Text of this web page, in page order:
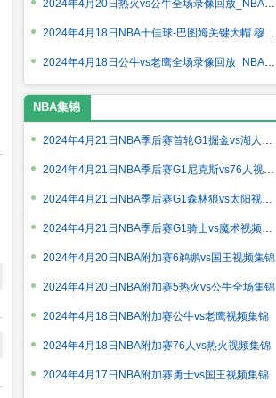
2024年4月20日热火vs公牛全场录像回放_NBA附加赛5
2024年4月18日NBA十佳球-巴图姆关键大帽 穆雷隔扣武切维奇
2024年4月18日公牛vs老鹰全场录像回放_NBA附加赛
NBA集锦
2024年4月21日NBA季后赛首轮G1掘金vs湖人视频集锦
2024年4月21日NBA季后赛G1尼克斯vs76人视频集锦
2024年4月21日NBA季后赛G1森林狼vs太阳视频集锦
2024年4月21日NBA季后赛G1骑士vs魔术视频集锦
2024年4月20日NBA附加赛6鹈鹕vs国王视频集锦
2024年4月20日NBA附加赛5热火vs公牛全场集锦
2024年4月18日NBA附加赛公牛vs老鹰视频集锦
2024年4月18日NBA附加赛76人vs热火视频集锦
2024年4月17日NBA附加赛勇士vs国王视频集锦